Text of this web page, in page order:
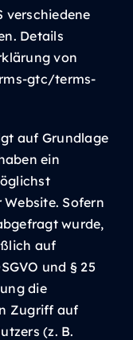
verschiedene
Details
von
gtc/terms-
auf Grundlage
ein
Sofern
wurde,
auf
und § 25
die
Zugriff auf
(z. B.